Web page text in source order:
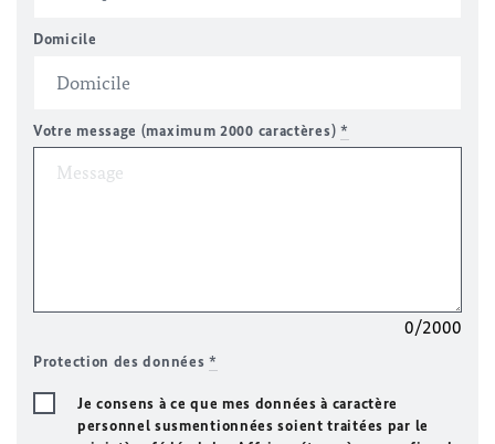
Domicile
Votre message (maximum 2000 caractères) *
0/2000
Protection des données*
Je consens à ce que mes données à caractère
personnel susmentionnées soient traitées par le